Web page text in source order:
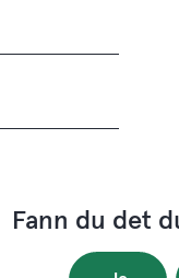
Fann du det